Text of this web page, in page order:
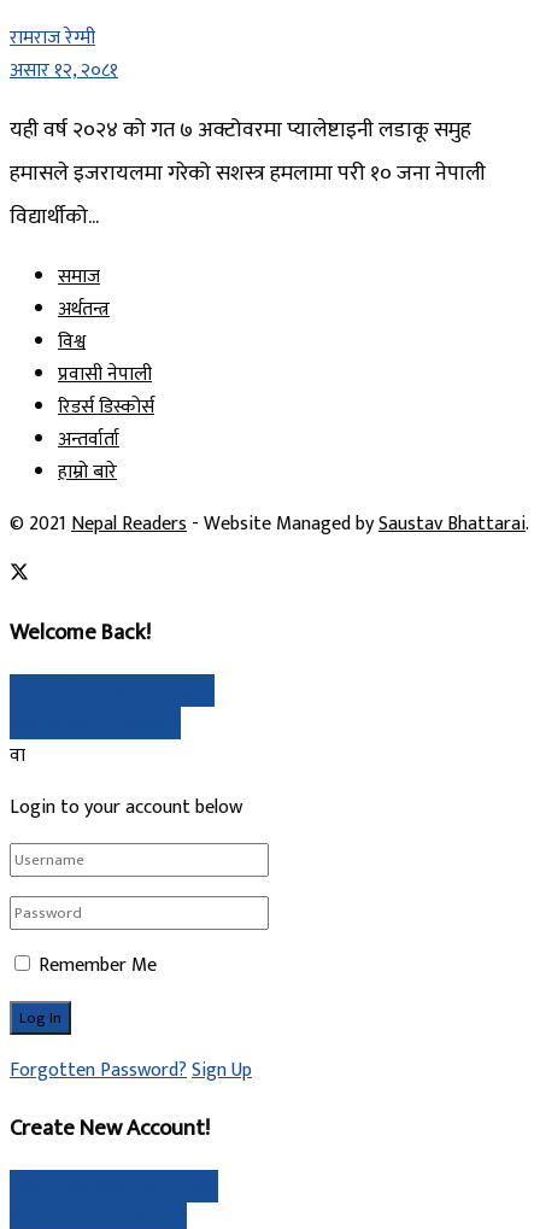
रामराज रेग्मी
असार १२, २०८१
यही वर्ष २०२४ को गत ७ अक्टोवरमा प्यालेष्टाइनी लडाकू समुह
हमासले इजरायलमा गरेको सशस्त्र हमलामा परी १० जना नेपाली
विद्यार्थीको...
समाज
अर्थतन्त्र
विश्व
प्रवासी नेपाली
रिडर्स डिस्कोर्स
अन्तर्वार्ता
हाम्रो बारे
© 2021Nepal Readers- Website Managed bySaustav Bhattarai.
Welcome Back!
वा
Login to your account below
Remember Me
Forgotten Password?Sign Up
Create New Account!